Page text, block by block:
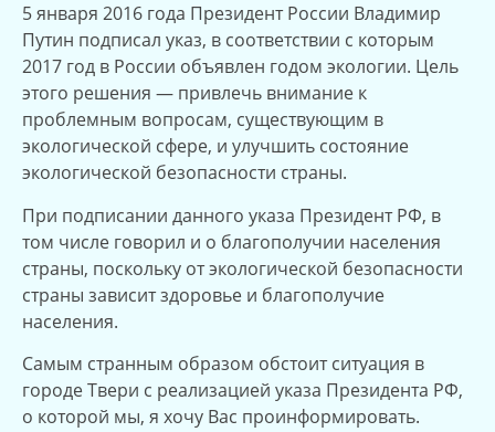
5 января 2016 года Президент России Владимир
Путин подписал указ, в соответствии с которым
2017 год в России объявлен годом экологии. Цель
этого решения — привлечь внимание к
проблемным вопросам, существующим в
экологической сфере, и улучшить состояние
экологической безопасности страны.
При подписании данного указа Президент РФ, в
том числе говорил и о благополучии населения
страны, поскольку от экологической безопасности
страны зависит здоровье и благополучие
населения.
Самым странным образом обстоит ситуация в
городе Твери с реализацией указа Президента РФ,
о которой мы, я хочу Вас проинформировать.